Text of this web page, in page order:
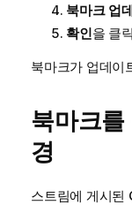
북마크 업
확인을 클
북마크가 업데이
북마크를
경
스트림에 게시된